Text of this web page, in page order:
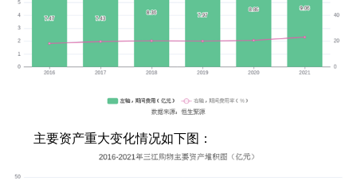
主要资产重大变化情况如下图：